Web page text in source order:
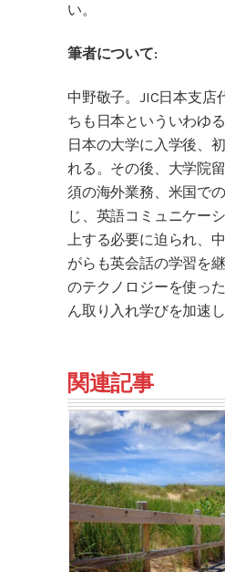
い。
筆者について:
中野敬子。JIC日本支店
ちも日本といういわゆ
日本の大学に入学後、
れる。その後、大学院
須の海外業務、米国で
じ、英語コミュニケー
上する必要に迫られ、
がらも英会話の学習を
のテクノロジーを使っ
ん取り入れ学びを加速
関連記事